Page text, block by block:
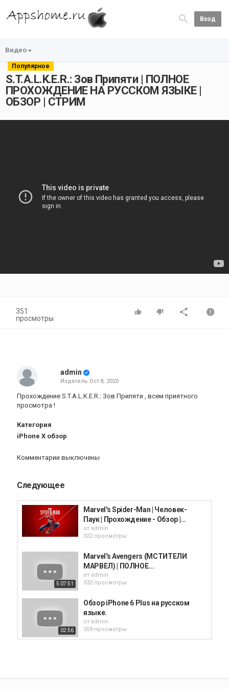
Вход
Видео
Популярное
S.T.A.L.K.E.R.: Зов Припяти | ПОЛНОЕ
ПРОХОЖДЕНИЕ НА РУССКОМ ЯЗЫКЕ |
ОБЗОР | СТРИМ
351
просмотры
admin
Издатель Oct 8, 2020
Прохождение S.T.A.L.K.E.R.: Зов Припяти , всем приятного
просмотра !
Категория
iPhone X обзор
Комментарии выключены
Следующее
Marvel's Spider-Man | Человек-
Паук | Прохождение - Обзор |...
от admin
322 просмотры
5:07:51
Marvel's Avengers (МСТИТЕЛИ
МАРВЕЛ) | ПОЛНОЕ...
от admin
332 просмотры
02:56
Обзор iPhone 6 Plus на русском
языке.
от admin
359 просмотры